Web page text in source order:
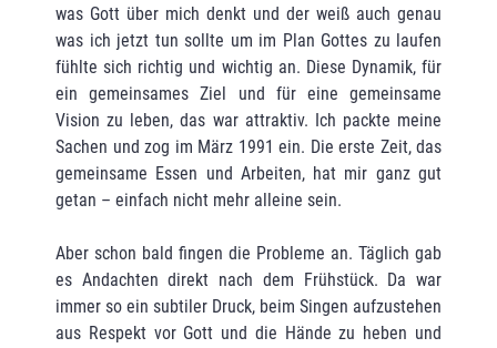
was Gott über mich denkt und der weiß auch genau
was ich jetzt tun sollte um im Plan Gottes zu laufen
fühlte sich richtig und wichtig an. Diese Dynamik, für
ein gemeinsames Ziel und für eine gemeinsame
Vision zu leben, das war attraktiv. Ich packte meine
Sachen und zog im März 1991 ein. Die erste Zeit, das
gemeinsame Essen und Arbeiten, hat mir ganz gut
getan – einfach nicht mehr alleine sein.
Aber schon bald fingen die Probleme an. Täglich gab
es Andachten direkt nach dem Frühstück. Da war
immer so ein subtiler Druck, beim Singen aufzustehen
aus Respekt vor Gott und die Hände zu heben und